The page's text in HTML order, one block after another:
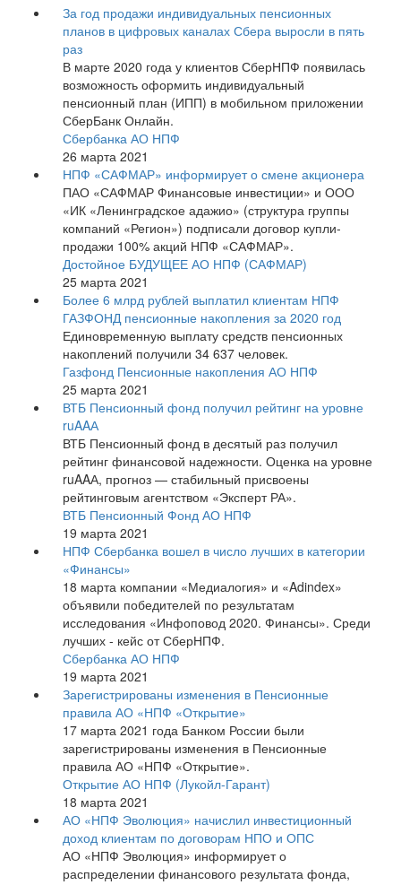
За год продажи индивидуальных пенсионных
планов в цифровых каналах Сбера выросли в пять
раз
В марте 2020 года у клиентов СберНПФ появилась
возможность оформить индивидуальный
пенсионный план (ИПП) в мобильном приложении
СберБанк Онлайн.
Сбербанка АО НПФ
26 марта 2021
НПФ «САФМАР» информирует о смене акционера
ПАО «САФМАР Финансовые инвестиции» и ООО
«ИК «Ленинградское адажио» (структура группы
компаний «Регион») подписали договор купли-
продажи 100% акций НПФ «САФМАР».
Достойное БУДУЩЕЕ АО НПФ (САФМАР)
25 марта 2021
Более 6 млрд рублей выплатил клиентам НПФ
ГАЗФОНД пенсионные накопления за 2020 год
Единовременную выплату средств пенсионных
накоплений получили 34 637 человек.
Газфонд Пенсионные накопления АО НПФ
25 марта 2021
ВТБ Пенсионный фонд получил рейтинг на уровне
ruAAА
ВТБ Пенсионный фонд в десятый раз получил
рейтинг финансовой надежности. Оценка на уровне
ruAAА, прогноз — стабильный присвоены
рейтинговым агентством «Эксперт РА».
ВТБ Пенсионный Фонд АО НПФ
19 марта 2021
НПФ Сбербанка вошел в число лучших в категории
«Финансы»
18 марта компании «Медиалогия» и «Adindex»
объявили победителей по результатам
исследования «Инфоповод 2020. Финансы». Среди
лучших - кейс от СберНПФ.
Сбербанка АО НПФ
19 марта 2021
Зарегистрированы изменения в Пенсионные
правила АО «НПФ «Открытие»
17 марта 2021 года Банком России были
зарегистрированы изменения в Пенсионные
правила АО «НПФ «Открытие».
Открытие АО НПФ (Лукойл-Гарант)
18 марта 2021
АО «НПФ Эволюция» начислил инвестиционный
доход клиентам по договорам НПО и ОПС
АО «НПФ Эволюция» информирует о
распределении финансового результата фонда,